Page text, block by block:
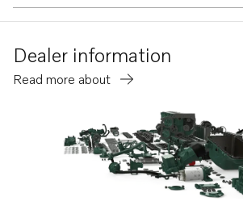
D13B-E MG (FE)
D13B-E MH
D13B-F MG
D13B-F MG (FE)
Dealer information
Read more about